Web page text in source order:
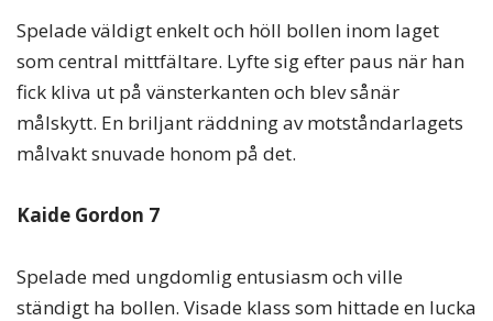
Spelade väldigt enkelt och höll bollen inom laget
som central mittfältare. Lyfte sig efter paus när han
fick kliva ut på vänsterkanten och blev sånär
målskytt. En briljant räddning av motståndarlagets
målvakt snuvade honom på det.
Kaide Gordon 7
Spelade med ungdomlig entusiasm och ville
ständigt ha bollen. Visade klass som hittade en lucka